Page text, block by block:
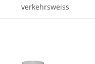
verkehrsweiss